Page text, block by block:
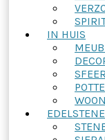
IN HUIS